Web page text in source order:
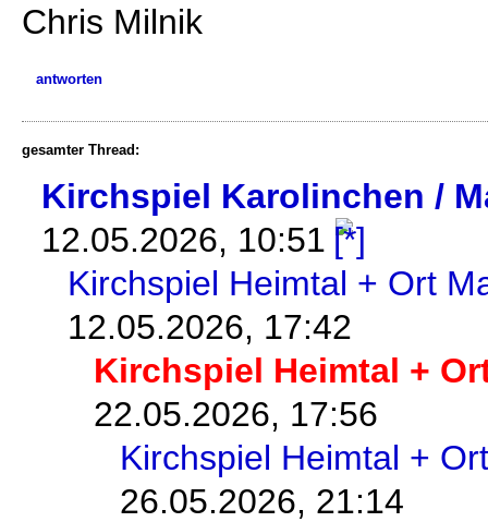
Chris Milnik
antworten
gesamter Thread:
Kirchspiel Karolinchen /
12.05.2026, 10:51
Kirchspiel Heimtal + Ort
12.05.2026, 17:42
Kirchspiel Heimtal +
22.05.2026, 17:56
Kirchspiel Heimtal +
26.05.2026, 21:14